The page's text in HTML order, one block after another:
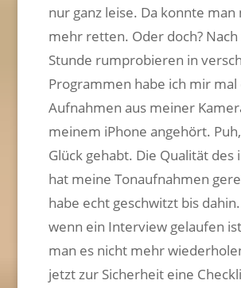
nur ganz leise. Da konnte man
mehr retten. Oder doch?
Stunde rumprobieren in
Programmen habe ich mir mal
Aufnahmen aus meiner
meinem iPhone angehört.
Glück gehabt. Die Qualität des
hat meine Tonaufnahmen
habe echt geschwitzt bis
wenn ein Interview gelaufen
man es nicht mehr
jetzt zur Sicherheit eine